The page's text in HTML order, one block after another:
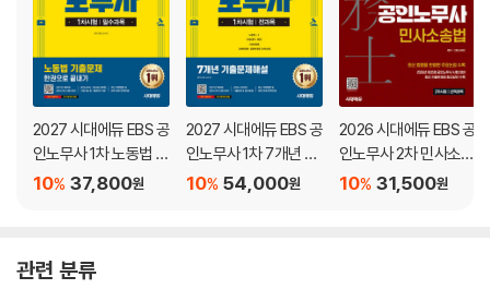
CHAPTER 09 기타 법령
[2권]
제3과목 민 법
제1편 민법총칙
CHAPTER 03 권리의 주체
CHAPTER 04 권리의 객체
2027 시대에듀 EBS 공
인노무사 1차 노동법 기
출문제 한권으로 끝내
37,800원
10%
2027 시대에듀 EBS 공
인노무사 1차 7개년 기
출문제해설54,000원
10%
2026 시대에듀 EBS 공
인노무사 2차 민사소송
법
31,500원
10%
관련 분류